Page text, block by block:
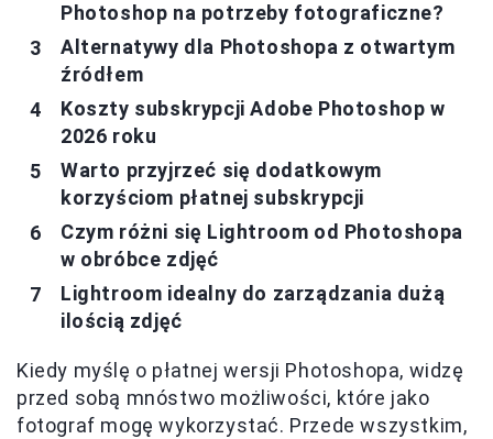
Photoshop na potrzeby fotograficzne?
Alternatywy dla Photoshopa z otwartym
źródłem
Koszty subskrypcji Adobe Photoshop w
2026 roku
Warto przyjrzeć się dodatkowym
korzyściom płatnej subskrypcji
Czym różni się Lightroom od Photoshopa
w obróbce zdjęć
Lightroom idealny do zarządzania dużą
ilością zdjęć
Kiedy myślę o płatnej wersji Photoshopa, widzę
przed sobą mnóstwo możliwości, które jako
fotograf mogę wykorzystać. Przede wszystkim,